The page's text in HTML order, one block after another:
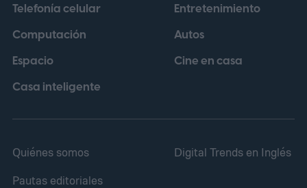
tener sentido una vez que ves lo que
ocurre dentro.
Telefonía celular
Computación
Espacio
Casa inteligente
Entretenimiento
Autos
Cine en casa
Quiénes somos
Pautas editoriales
Digital Trends en Inglés